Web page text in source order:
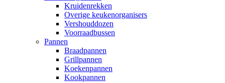
Kruidenrekken
Overige keukenorganisers
Vershouddozen
Voorraadbussen
Pannen
Braadpannen
Grillpannen
Koekenpannen
Kookpannen